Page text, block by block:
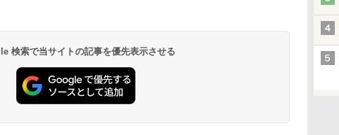
検索で当サイトの記事を優先表示させる